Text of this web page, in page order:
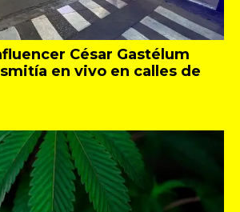
César Gastélum
en vivo en calles de